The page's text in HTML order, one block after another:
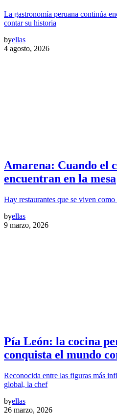
La gastronomía peruana continúa
contar su historia
byellas
4 agosto, 2026
Amarena: Cuando el
encuentran en la mesa
Hay restaurantes que se viven
byellas
9 marzo, 2026
Pía León: la cocina
conquista el mundo
Reconocida entre las figuras más
global, la chef
byellas
26 marzo, 2026